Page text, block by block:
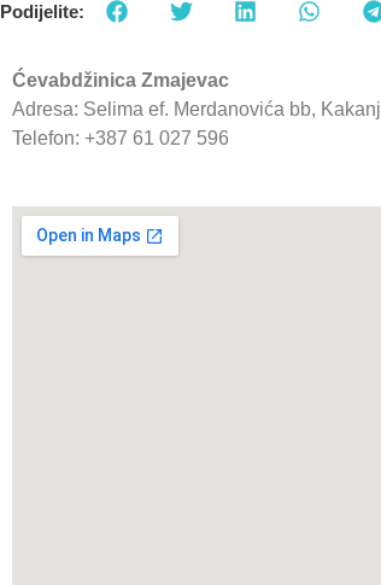
Podijelite:
Ćevabdžinica Zmajevac
Adresa: Selima ef. Merdanovića bb,
Telefon: +387 61 027 596